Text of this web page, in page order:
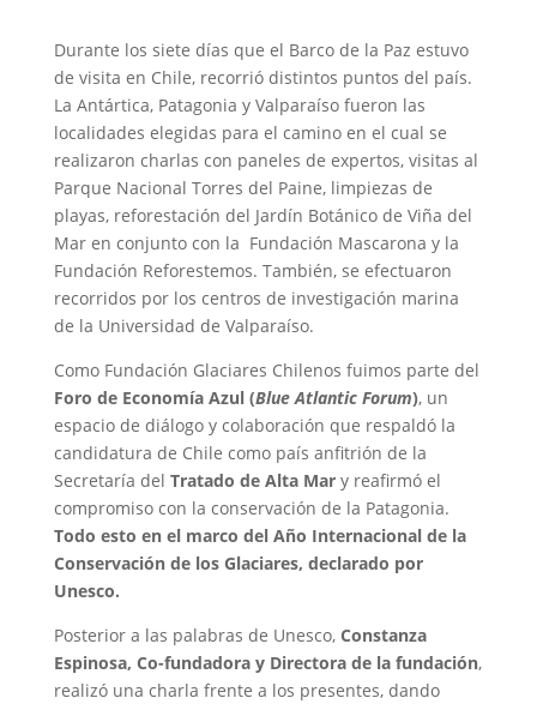
Durante los siete días que el Barco de la Paz estuvo
de visita en Chile, recorrió distintos puntos del país.
La Antártica, Patagonia y Valparaíso fueron las
localidades elegidas para el camino en el cual se
realizaron charlas con paneles de expertos, visitas al
Parque Nacional Torres del Paine, limpiezas de
playas, reforestación del Jardín Botánico de Viña del
Mar en conjunto con la Fundación Mascarona y la
Fundación Reforestemos. También, se efectuaron
recorridos por los centros de investigación marina
de la Universidad de Valparaíso.
Como Fundación Glaciares Chilenos fuimos parte del
Foro de Economía Azul (Blue Atlantic Forum), un
espacio de diálogo y colaboración que respaldó la
candidatura de Chile como país anfitrión de la
Secretaría del Tratado de Alta Mary reafirmó el
compromiso con la conservación de la Patagonia.
Todo esto en el marco del Año Internacional de la
Conservación de los Glaciares, declarado por
Unesco.
Posterior a las palabras de Unesco, Constanza
Espinosa, Co-fundadora y Directora de la fundación,
realizó una charla frente a los presentes, dando